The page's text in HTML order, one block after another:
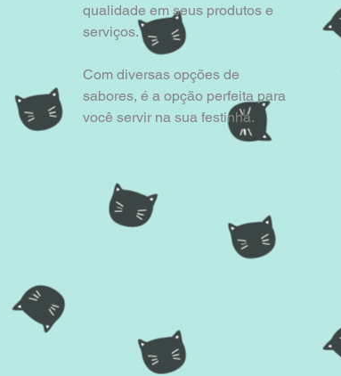
qualidade em seus produtos e
serviços.
Com diversas opções de
sabores, é a opção perfeita para
você servir na sua festinha.